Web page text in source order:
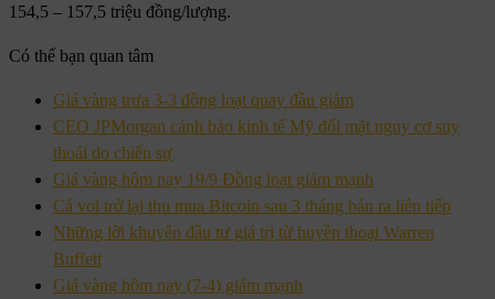
154,5 – 157,5 triệu đồng/lượng.
Có thể bạn quan tâm
Giá vàng trưa 3-3 đồng loạt quay đầu giảm
CEO JPMorgan cảnh báo kinh tế Mỹ đối mặt nguy cơ suy
thoái do chiến sự
Giá vàng hôm nay 19/9 Đồng loạt giảm mạnh
Cá voi trở lại thu mua Bitcoin sau 3 tháng bán ra liên tiếp
Những lời khuyên đầu tư giá trị từ huyền thoại Warren
Buffett
Giá vàng hôm nay (7-4) giảm mạnh